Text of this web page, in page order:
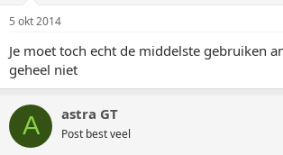
5 okt 2014
Je moet toch echt de middelste gebruiken
geheel niet
A astra GT
Post best veel